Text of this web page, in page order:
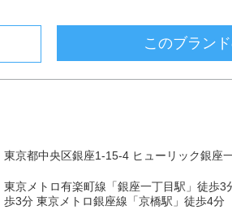
このブラン
東京都中央区銀座1-15-4 ヒューリック銀座
東京メトロ有楽町線「銀座一丁目駅」徒歩
歩3分 東京メトロ銀座線「京橋駅」徒歩4分